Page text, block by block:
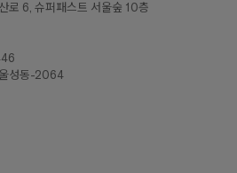
로 6, 슈퍼패스트 서울숲 10층
성동-2064